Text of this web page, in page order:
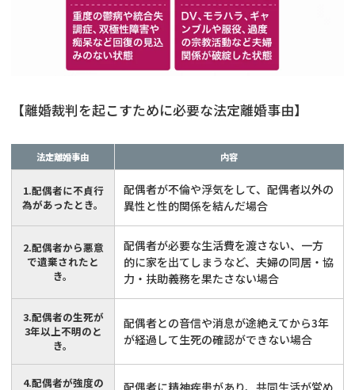
【離婚裁判を起こすために必要な法定離婚事由】
法定離婚事由 内容
1.配偶者に不貞行
為があったとき。
配偶者が不倫や浮気をして、配偶者以外の
異性と性的関係を結んだ場合
2.配偶者から悪意
で遺棄されたと
き。
配偶者が必要な生活費を渡さない、一方
的に家を出てしまうなど、夫婦の同居・協
力・扶助義務を果たさない場合
3.配偶者の生死が
3年以上不明のと
き。
配偶者との音信や消息が途絶えてから3年
が経過して生死の確認ができない場合
4.配偶者が強度の
配偶者に精神疾患があり、共同生活が営め